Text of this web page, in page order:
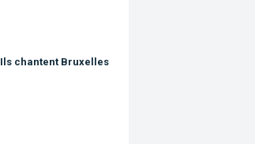
Ils chantent Bruxelles